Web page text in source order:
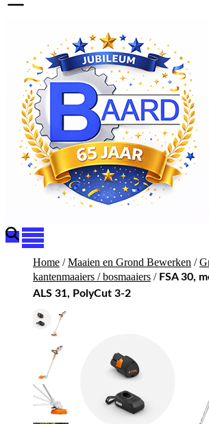
Home /Maaien en Grond Bewerken /
kantenmaaiers / bosmaaiers / FSA 30,
ALS 31, PolyCut 3-2